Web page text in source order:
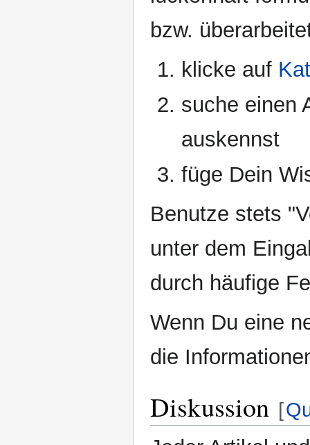
bzw.
klicke auf
suche einen
auskennst
füge Dein
Benutze stets
unter dem
durch häufige
Wenn Du eine
die
Diskussion [